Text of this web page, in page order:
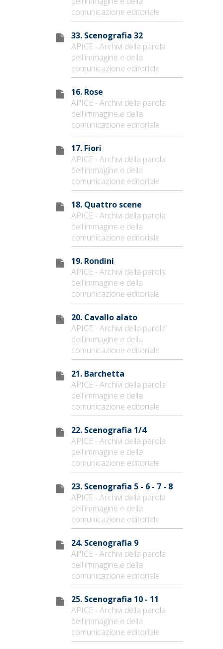
comunicazione editoriale
33. Scenografia 32
APICE - Archivi della parola
dell'immagine e della
comunicazione editoriale
16. Rose
APICE - Archivi della parola
dell'immagine e della
comunicazione editoriale
17. Fiori
APICE - Archivi della parola
dell'immagine e della
comunicazione editoriale
18. Quattro scene
APICE - Archivi della parola
dell'immagine e della
comunicazione editoriale
19. Rondini
APICE - Archivi della parola
dell'immagine e della
comunicazione editoriale
20. Cavallo alato
APICE - Archivi della parola
dell'immagine e della
comunicazione editoriale
21. Barchetta
APICE - Archivi della parola
dell'immagine e della
comunicazione editoriale
22. Scenografia 1/4
APICE - Archivi della parola
dell'immagine e della
comunicazione editoriale
23. Scenografia 5 - 6 - 7 - 8
APICE - Archivi della parola
dell'immagine e della
comunicazione editoriale
24. Scenografia 9
APICE - Archivi della parola
dell'immagine e della
comunicazione editoriale
25. Scenografia 10 - 11
APICE - Archivi della parola
dell'immagine e della
comunicazione editoriale